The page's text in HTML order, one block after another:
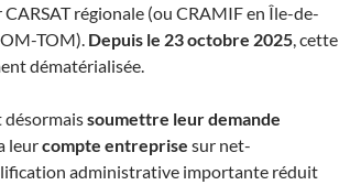
CARSAT régionale (ou CRAMIF en Île-de-
TOM). Depuis le 23 octobre 2025 , cette
dématérialisée.​
désormaissoumettre leur demande
leurcompte entreprise sur net-
administrative importante réduit